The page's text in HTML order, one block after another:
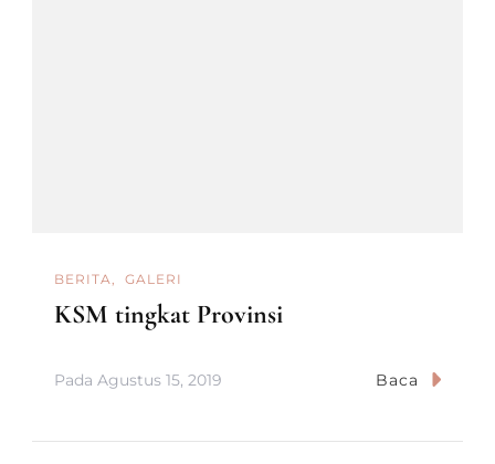
BERITA GALERI
KSM tingkat Provinsi
Pada Agustus 15, 2019 Baca